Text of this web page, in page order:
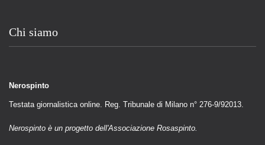
Chi siamo
Nerospinto
Testata giornalistica online. Reg. Tribunale di Milano n° 276-9/92013.
Nerospinto è un progetto dell'Associazione Rosaspinto.